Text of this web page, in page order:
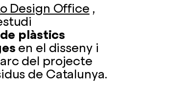
Design Office ,
plàstics
en el disseny i
del projecte
de Catalunya.